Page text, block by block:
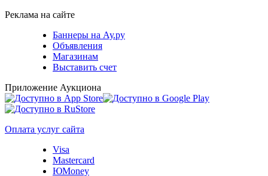
Реклама на сайте
Баннеры на Ау.ру
Объявления
Магазинам
Выставить счет
Приложение Аукциона
Оплата услуг сайта
Visa
Mastercard
ЮMoney